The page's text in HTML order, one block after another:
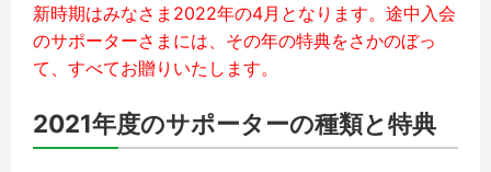
新時期はみなさま2022年の4月となります。途中入会
のサポーターさまには、その年の特典をさかのぼっ
て、すべてお贈りいたします。
2021年度のサポーターの種類と特典